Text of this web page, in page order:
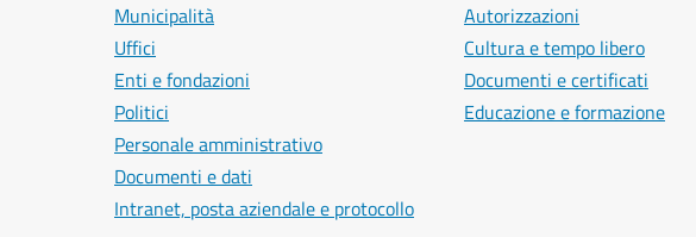
Municipalità
Uffici
Enti e fondazioni
Politici
Personale amministrativo
Documenti e dati
Intranet, posta aziendale e protocollo
Autorizzazioni
Cultura e tempo libero
Documenti e certificati
Educazione e formazione